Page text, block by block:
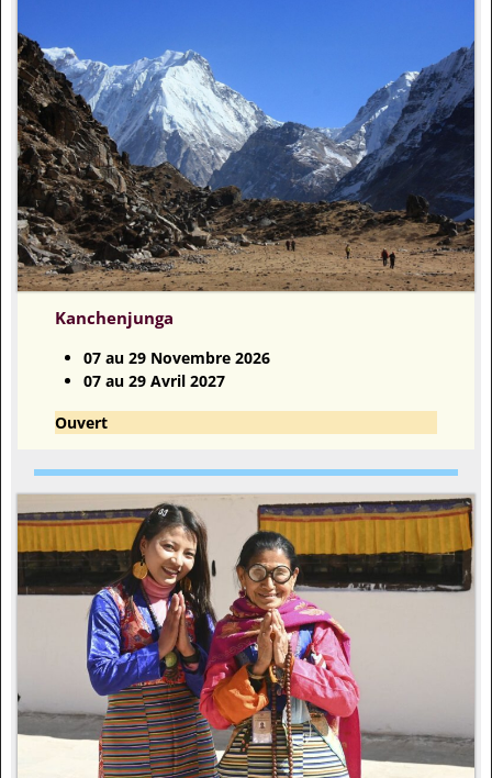
Kanchenjunga
07 au 29 Novembre 2026
07 au 29 Avril 2027
Ouvert